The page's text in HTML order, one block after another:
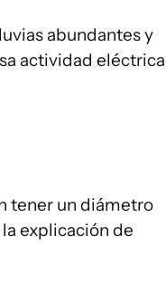
abundantes y
actividad eléctrica
tener un diámetro
explicación de